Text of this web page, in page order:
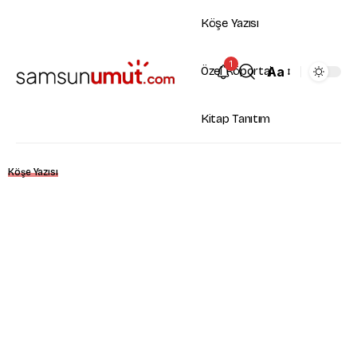
Köşe Yazısı
Özel Röportaj
Kitap Tanıtım
1 Aa
Köşe Yazısı